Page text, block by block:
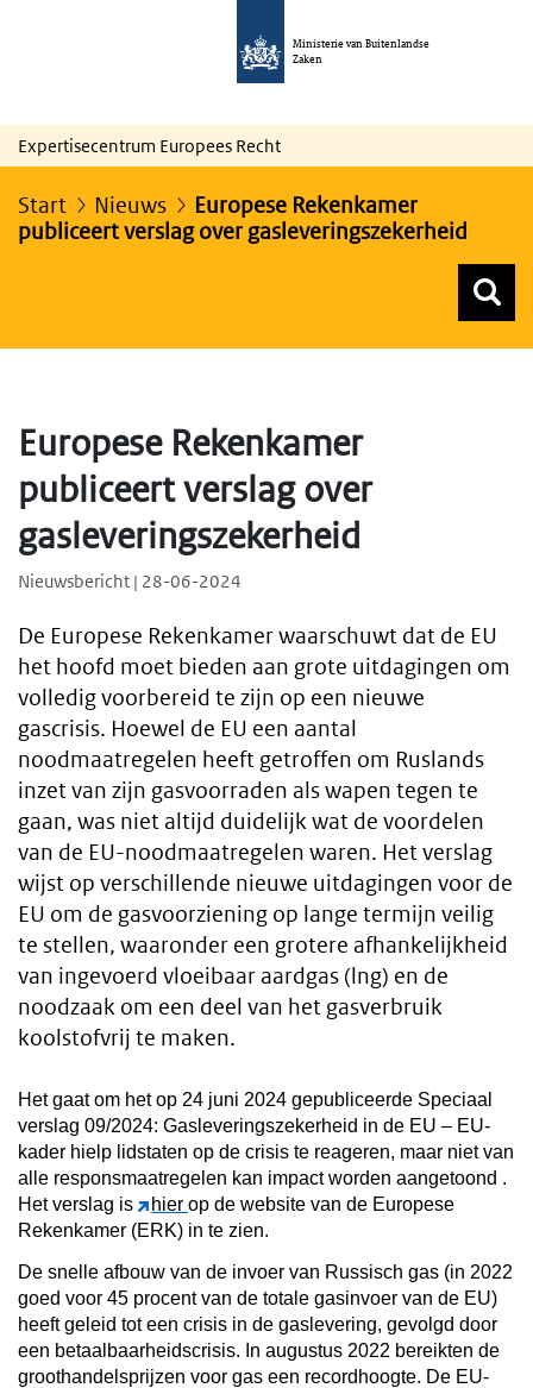
Ministerie van Buitenlandse
Zaken
Expertisecentrum Europees Recht
Start Nieuws
Europese Rekenkamer
publiceert verslag over gasleveringszekerheid
Europese Rekenkamer
publiceert verslag over
gasleveringszekerheid
Nieuwsbericht | 28-06-2024
De Europese Rekenkamer waarschuwt dat de EU
het hoofd moet bieden aan grote uitdagingen om
volledig voorbereid te zijn op een nieuwe
gascrisis. Hoewel de EU een aantal
noodmaatregelen heeft getroffen om Ruslands
inzet van zijn gasvoorraden als wapen tegen te
gaan, was niet altijd duidelijk wat de voordelen
van de EU-noodmaatregelen waren. Het verslag
wijst op verschillende nieuwe uitdagingen voor de
EU om de gasvoorziening op lange termijn veilig
te stellen, waaronder een grotere afhankelijkheid
van ingevoerd vloeibaar aardgas (lng) en de
noodzaak om een deel van het gasverbruik
koolstofvrij te maken.
Het gaat om het op 24 juni 2024 gepubliceerde Speciaal
verslag 09/2024: Gasleveringszekerheid in de EU – EU-
kader hielp lidstaten op de crisis te reageren, maar niet van
alle responsmaatregelen kan impact worden aangetoond .
Het verslag is
hier op de website van de Europese
Rekenkamer (ERK) in te zien.
De snelle afbouw van de invoer van Russisch gas (in 2022
goed voor 45 procent van de totale gasinvoer van de EU)
heeft geleid tot een crisis in de gaslevering, gevolgd door
een betaalbaarheidscrisis. In augustus 2022 bereikten de
groothandelsprijzen voor gas een recordhoogte. De EU-